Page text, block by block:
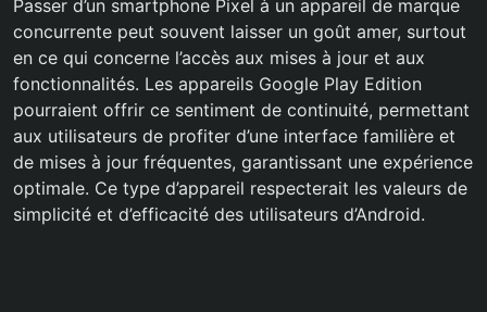
Passer d’un smartphone Pixel à un appareil de marque
concurrente peut souvent laisser un goût amer, surtout
en ce qui concerne l’accès aux mises à jour et aux
fonctionnalités. Les appareils Google Play Edition
pourraient offrir ce sentiment de continuité, permettant
aux utilisateurs de profiter d’une interface familière et
de mises à jour fréquentes, garantissant une expérience
optimale. Ce type d’appareil respecterait les valeurs de
simplicité et d’efficacité des utilisateurs d’Android.